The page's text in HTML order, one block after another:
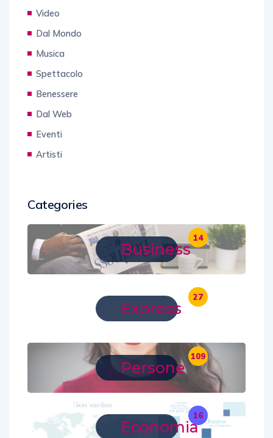
Video
Dal Mondo
Musica
Spettacolo
Benessere
Dal Web
Eventi
Artisti
Categories
Business
14
Express
27
Persone
109
Economia
16